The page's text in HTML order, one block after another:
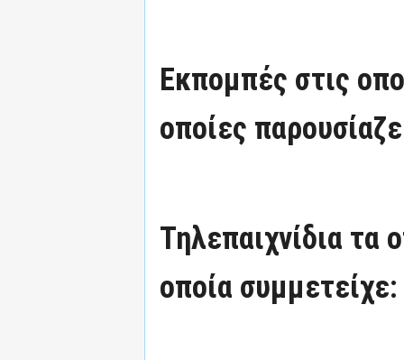
Εκπομπές στις
οποίες
Τηλεπαιχνίδια τα
οποία συμμετείχε: